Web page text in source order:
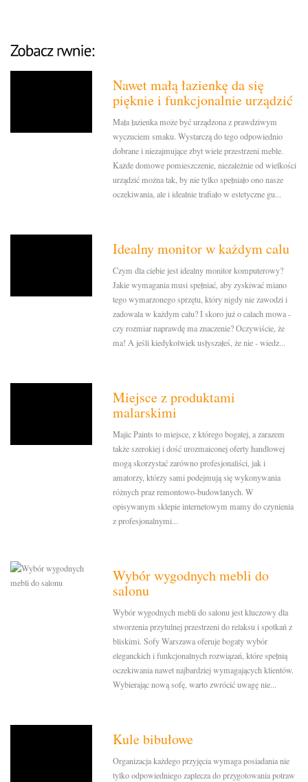
Nawet małą łazienkę da się
pięknie i funkcjonalnie urządzić
Mała łazienka może być urządzona z prawdziwym
wyczuciem smaku. Wystarczą do tego odpowiednio
dobrane i niezajmujące zbyt wiele przestrzeni meble.
Każde domowe pomieszczenie, niezależnie od wielkości
urządzić można tak, by nie tylko spełniało ono nasze
oczekiwania, ale i idealnie trafiało w estetyczne gu...
Idealny monitor w każdym calu
Czym dla ciebie jest idealny monitor komputerowy?
Jakie wymagania musi spełniać, aby zyskiwać miano
tego wymarzonego sprzętu, który nigdy nie zawodzi i
zadowala w każdym calu? I skoro już o calach mowa -
czy rozmiar naprawdę ma znaczenie? Oczywiście, że
ma! A jeśli kiedykolwiek usłyszałeś, że nie - wiedz...
Miejsce z produktami
malarskimi
Majic Paints to miejsce, z którego bogatej, a zarazem
także szerokiej i dość urozmaiconej oferty handlowej
mogą skorzystać zarówno profesjonaliści, jak i
amatorzy, którzy sami podejmują się wykonywania
różnych praz remontowo-budowlanych. W
opisywanym sklepie internetowym mamy do czynienia
z profesjonalnymi...
Wybór wygodnych mebli do
salonu
Wybór wygodnych mebli do salonu jest kluczowy dla
stworzenia przytulnej przestrzeni do relaksu i spotkań z
bliskimi. Sofy Warszawa oferuje bogaty wybór
eleganckich i funkcjonalnych rozwiązań, które spełnią
oczekiwania nawet najbardziej wymagających klientów.
Wybierając nową sofę, warto zwrócić uwagę nie...
Kule bibułowe
Organizacja każdego przyjęcia wymaga posiadania nie
tylko odpowiedniego zaplecza do przygotowania potraw